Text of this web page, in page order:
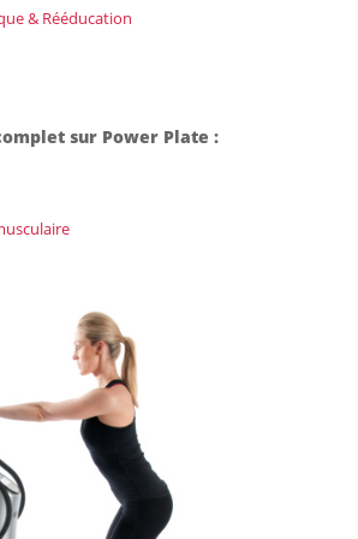
& Rééducation
sur Power Plate :